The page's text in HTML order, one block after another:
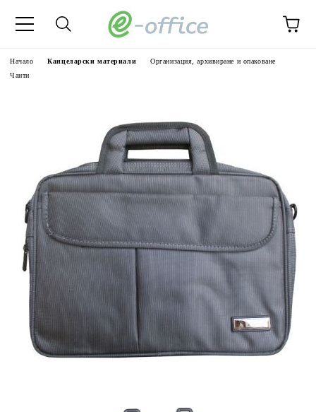
Начало Канцеларски материали
Организация, архивиране и опаковане
Чанти